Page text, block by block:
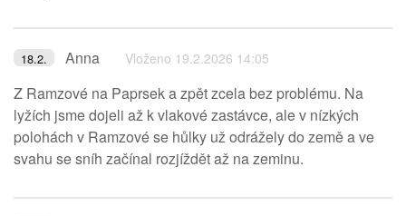
18.2. Anna Vloženo 19.2.2026 14:05
Z Ramzové na Paprsek a zpět zcela bez problému. Na
lyžích jsme dojeli až k vlakové zastávce, ale v nízkých
polohách v Ramzové se hůlky už odrážely do země a ve
svahu se sníh začínal rozjíždět až na zeminu.